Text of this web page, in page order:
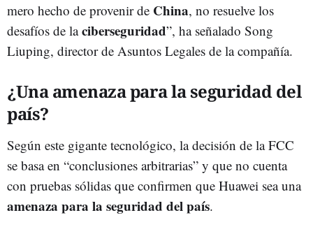
mero hecho de provenir de China, no resuelve los
desafíos de laciberseguridad”, ha señalado Song
Liuping, director de Asuntos Legales de la compañía.
¿Una amenaza para la seguridad del
país?
Según este gigante tecnológico, la decisión de la FCC
se basa en “conclusiones arbitrarias” y que no cuenta
con pruebas sólidas que confirmen que Huawei sea una
amenaza para la seguridad del país.